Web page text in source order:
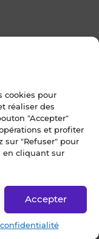
cookies pour
réaliser des
"Accepter"
et profiter
sur "Refuser" pour
en cliquant sur
Accepter